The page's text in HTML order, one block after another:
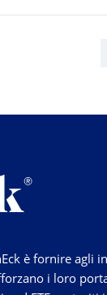
è fornire agli
i loro